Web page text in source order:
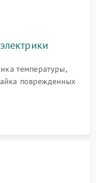
температуры,
поврежденных
и контактов.